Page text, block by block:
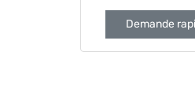
principalement
d’affections
(colla
Demande